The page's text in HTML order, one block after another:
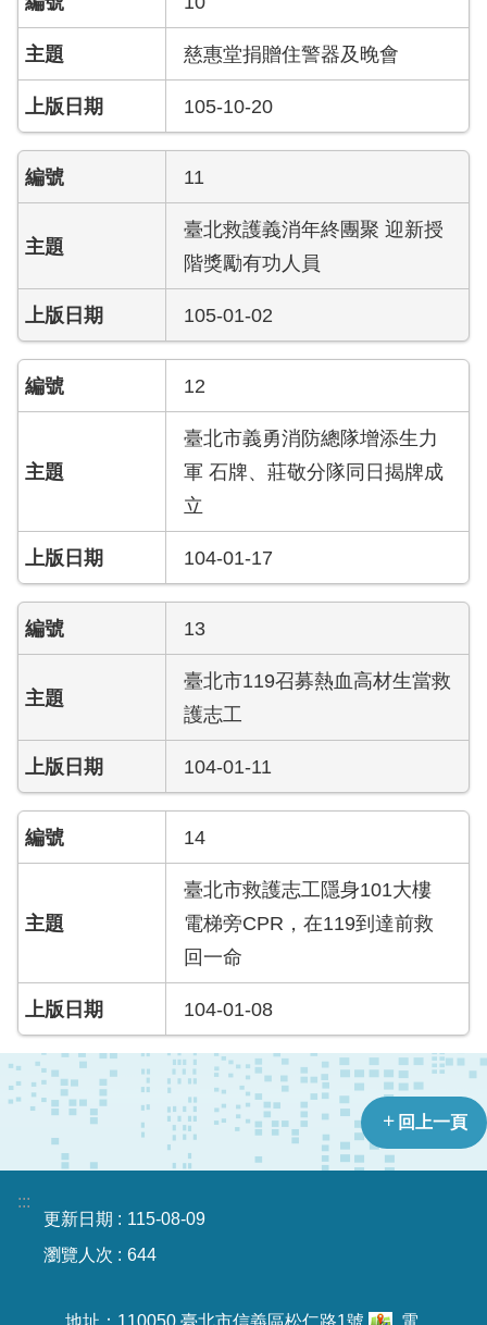
別
流
化
專
區
申
案
火
災
搶
救
困
地
通
道
相
關
料
跑
馬
燈
員
工
區
網
站
回
頁
English
常
慈惠堂捐贈住警器及晚會
105-10-20
11
臺北救護義消年終團聚 迎新授
階獎勵有功人員
105-01-02
12
臺北市義勇消防總隊增添生力
軍 石牌、莊敬分隊同日揭牌成
立
104-01-17
13
臺北市119召募熱血高材生當救
護志工
104-01-11
14
臺北市救護志工隱身101大樓
電梯旁CPR，在119到達前救
回一命
104-01-08
回上一頁
:::
更新日期
115-08-09
瀏覽人次
644
地址：110050 臺北市信義區松仁路1號 電